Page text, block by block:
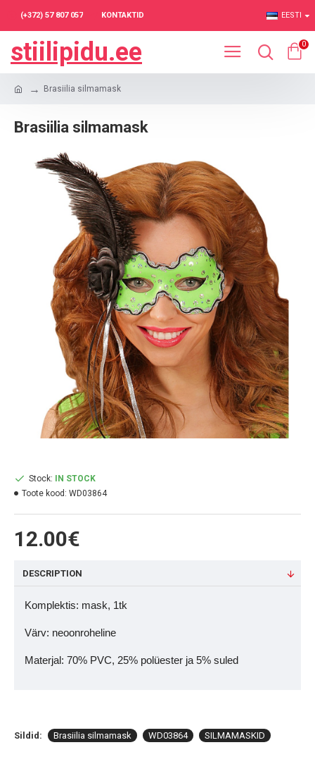
(+372) 57 807 057 KONTAKTID EESTI
stiilipidu.ee 0
Brasiilia silmamask
Brasiilia silmamask
12.00€
Stock:
IN STOCK
Toote kood: WD03864
DESCRIPTION
Komplektis: mask, 1tk
Värv: neoonroheline
Materjal: 70% PVC, 25% polüester ja 5% suled
Sildid: Brasiilia silmamask WD03864 SILMAMASKID